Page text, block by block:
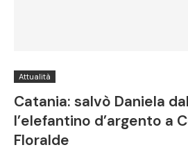
Attualità
Catania: salvò Daniela
l’elefantino d’argento a
Floralde